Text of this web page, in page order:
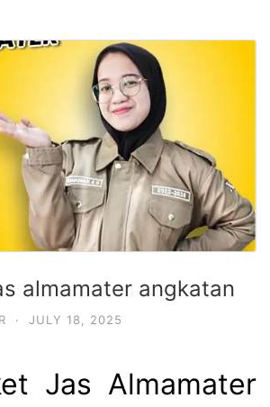
almamater angkatan
· JULY 18, 2025
Jas Almamater